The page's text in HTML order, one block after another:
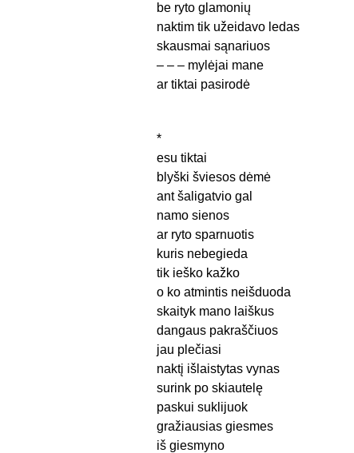
be ryto glamonių
naktim tik užeidavo ledas
skausmai sąnariuos
– – – mylėjai mane
ar tiktai pasirodė
*
esu tiktai
blyški šviesos dėmė
ant šaligatvio gal
namo sienos
ar ryto sparnuotis
kuris nebegieda
tik ieško kažko
o ko atmintis neišduoda
skaityk mano laiškus
dangaus pakraščiuos
jau plečiasi
naktį išlaistytas vynas
surink po skiautelę
paskui suklijuok
gražiausias giesmes
iš giesmyno